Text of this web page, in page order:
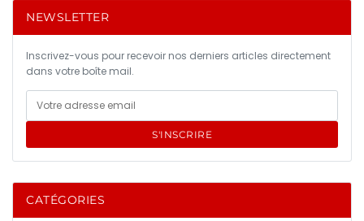
NEWSLETTER
Inscrivez-vous pour recevoir nos derniers articles directement
dans votre boîte mail.
S'INSCRIRE
CATÉGORIES